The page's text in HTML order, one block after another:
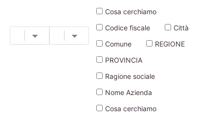
Cosa cerchiamo
Codice fiscale
Città
Comune
REGIONE
PROVINCIA
Ragione sociale
Nome Azienda
Cosa cerchiamo